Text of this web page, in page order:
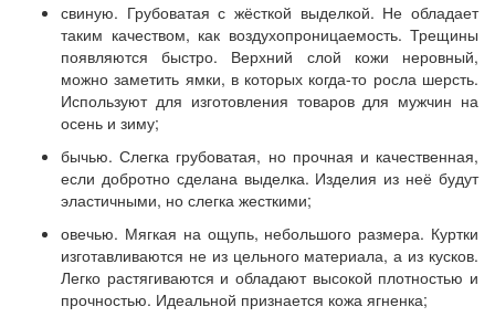
свиную. Грубоватая с жёсткой выделкой. Не обладает
таким качеством, как воздухопроницаемость. Трещины
появляются быстро. Верхний слой кожи неровный,
можно заметить ямки, в которых когда-то росла шерсть.
Используют для изготовления товаров для мужчин на
осень и зиму;
бычью. Слегка грубоватая, но прочная и качественная,
если добротно сделана выделка. Изделия из неё будут
эластичными, но слегка жесткими;
овечью. Мягкая на ощупь, небольшого размера. Куртки
изготавливаются не из цельного материала, а из кусков.
Легко растягиваются и обладают высокой плотностью и
прочностью. Идеальной признается кожа ягненка;